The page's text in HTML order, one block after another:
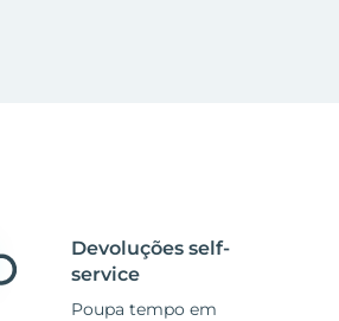
Devoluções self-
service
Poupa tempo em